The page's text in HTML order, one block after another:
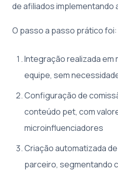
de afiliados implementando
O passo a passo prático foi:
Integração realizada em
equipe, sem
Configuração de
conteúdo pet, com
microinfluenciadores
Criação automatizada
parceiro, segmentando